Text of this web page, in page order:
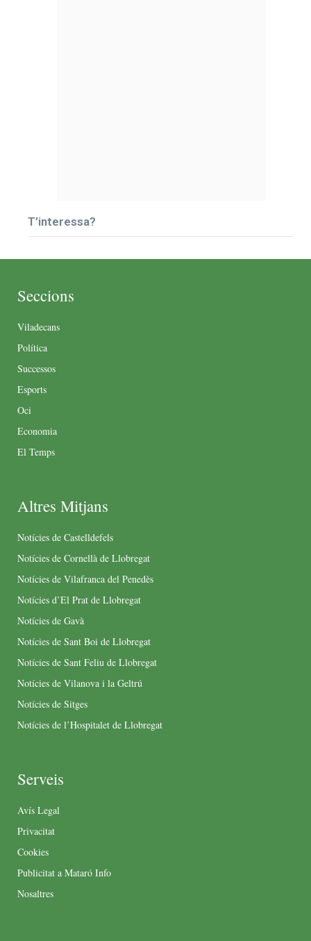
T’interessa?
Seccions
Viladecans
Política
Successos
Esports
Oci
Economia
El Temps
Altres Mitjans
Notícies de Castelldefels
Notícies de Cornellà de Llobregat
Notícies de Vilafranca del Penedès
Notícies d’El Prat de Llobregat
Notícies de Gavà
Notícies de Sant Boi de Llobregat
Notícies de Sant Feliu de Llobregat
Notícies de Vilanova i la Geltrú
Notícies de Sitges
Notícies de l’Hospitalet de Llobregat
Serveis
Avís Legal
Privacitat
Cookies
Publicitat a Mataró Info
Nosaltres